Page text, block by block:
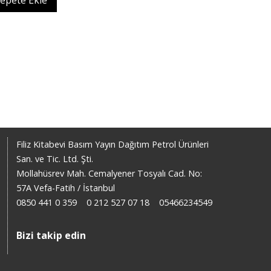
Filiz Kitabevi Basım Yayın Dağıtım Petrol Ürünleri
San. ve Tic. Ltd. Şti.
Mollahüsrev Mah. Cemalyener Tosyalı Cad. No:
57A Vefa-Fatih / İstanbul
0850 441 0 359
0 212 527 07 18 05466234549
Bizi takip edin